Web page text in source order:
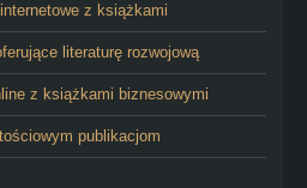
z książkami
literaturę rozwojową
z książkami biznesowymi
publikacjom